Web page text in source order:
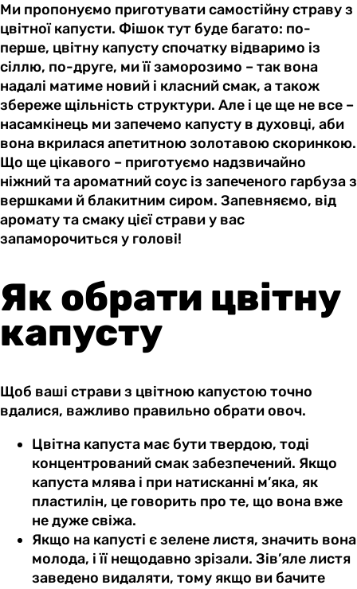
Ми пропонуємо приготувати самостійну страву з
цвітної капусти. Фішок тут буде багато: по-
перше, цвітну капусту спочатку відваримо із
сіллю, по-друге, ми її заморозимо – так вона
надалі матиме новий і класний смак, а також
збереже щільність структури. Але і це ще не все –
насамкінець ми запечемо капусту в духовці, аби
вона вкрилася апетитною золотавою скоринкою.
Що ще цікавого – приготуємо надзвичайно
ніжний та ароматний соус із запеченого гарбуза з
вершками й блакитним сиром. Запевняємо, від
аромату та смаку цієї страви у вас
запаморочиться у голові!
Як обрати цвітну
капусту
Щоб ваші страви з цвітною капустою точно
вдалися, важливо правильно обрати овоч.
Цвітна капуста має бути твердою, тоді
концентрований смак забезпечений. Якщо
капуста млява і при натисканні м’яка, як
пластилін, це говорить про те, що вона вже
не дуже свіжа.
Якщо на капусті є зелене листя, значить вона
молода, і її нещодавно зрізали. Зів’яле листя
заведено видаляти, тому якщо ви бачите